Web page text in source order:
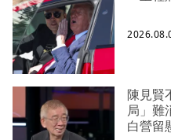
陳見賢
局」
白營留